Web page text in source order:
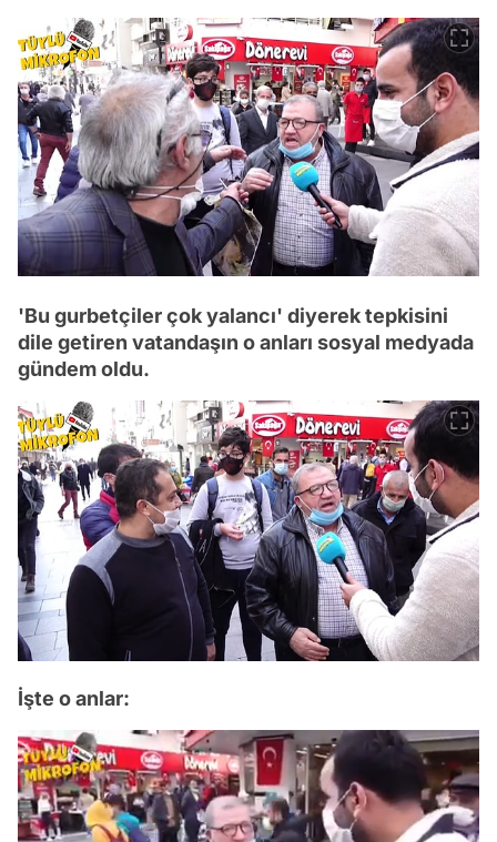
'Bu gurbetçiler çok yalancı' diyerek tepkisini
dile getiren vatandaşın o anları sosyal medyada
gündem oldu.
İşte o anlar: